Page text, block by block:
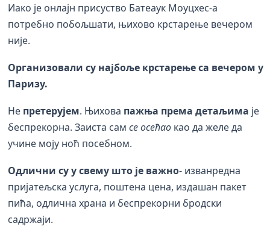
Иако је онлајн присуство Батеаук Моуцхес-а
потребно побољшати, њихово крстарење вечером
није.
Организовали су најбоље крстарење са вечером у
Паризу.
Не претерујем. Њихова пажња према детаљима је
беспрекорна. Заиста самсе осећао као да желе да
учине моју ноћ посебном.
Одлични су у свему што је важно- изванредна
пријатељска услуга, поштена цена, издашан пакет
пића, одлична храна и беспрекорни бродски
садржаји.